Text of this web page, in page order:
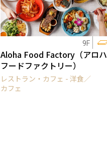
9F
Aloha Food Factory（アロハ
フードファクトリー）
レストラン・カフェ - 洋食／
カフェ